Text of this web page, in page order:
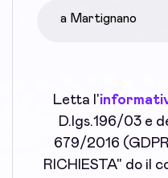
Letta l'
D.lgs.196/03 e
679/2016
RICHIESTA" do il